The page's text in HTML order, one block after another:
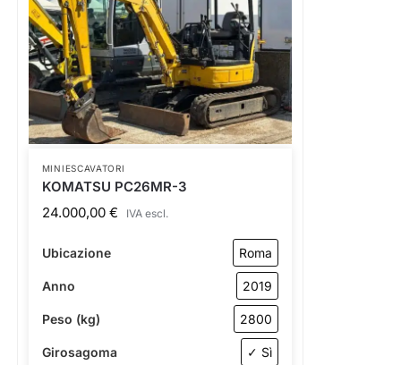
MINIESCAVATORI
KOMATSU PC26MR-3
24.000,00 € IVA escl.
Ubicazione Roma
Anno 2019
Peso (kg) 2800
Girosagoma ✓ Sì